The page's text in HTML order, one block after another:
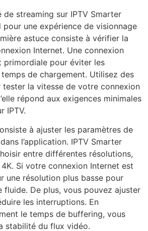
de streaming sur IPTV Smarter
pour une expérience de visionnage
astuce consiste à vérifier la
Internet. Une connexion
primordiale pour éviter les
de chargement. Utilisez des
la vitesse de votre connexion
répond aux exigences minimales
IPTV.
à ajuster les paramètres de
l’application. IPTV Smarter
entre différentes résolutions,
Si votre connexion Internet est
une résolution plus basse pour
fluide. De plus, vous pouvez ajuster
les interruptions. En
le temps de buffering, vous
stabilité du flux vidéo.